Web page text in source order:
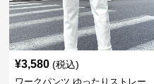
¥3,580 (税込)
ワークパンツ ゆったりストレー